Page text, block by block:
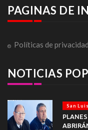
PAGINAS DE
Políticas de privacidad
NOTICIAS
San Luis